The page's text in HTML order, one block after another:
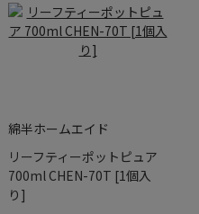
綿半ホームエイド
リーフティーポットピュア
700ml CHEN-70T [1個入
り]